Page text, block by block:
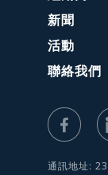
新聞
活動
聯絡我們
通訊地址: